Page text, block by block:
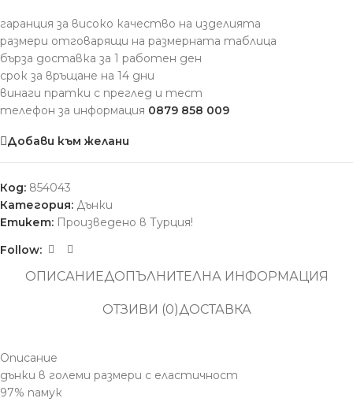
гаранция за високо качество на изделията
размери отговарящи на размерната таблица
бърза доставка за 1 работен ден
срок за връщане на 14 дни
винаги пратки с преглед и тест
телефон за информация 0879 858 009
Добави към желани
Код: 854043
Категория: Дънки
Етикет: Произведено в Турция!
Follow:
ОПИСАНИЕДОПЪЛНИТЕЛНА ИНФОРМАЦИЯ
ОТЗИВИ (0)ДОСТАВКА
Описание
дънки в големи размери с еластичност
97% памук